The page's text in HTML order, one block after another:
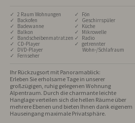
✓ 2 Raum Wohnungen
✓ Backofen
✓ Badewanne
✓ Balkon
✓ Bandscheibenmatratzen
✓ CD-Player
✓ DVD-Player
✓ Fernseher
✓ Fön
✓ Geschirrspüler
✓ Küche
✓ Mikrowelle
✓ Radio
✓ getrennter
Wohn-/Schlafraum
Ihr Rückzugsort mit Panoramablick:
Erleben Sie erholsame Tage in unserer
großzügigen, ruhig gelegenen Wohnung
Alpentraum. Durch die charmante leichte
Hanglage verteilen sich die hellen Räume über
mehrere Ebenen und bieten Ihnen dank eigenem
Hauseingang maximale Privatsphäre.